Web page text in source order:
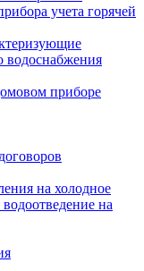
учета горячей
водоснабжения
приборе
на холодное
на